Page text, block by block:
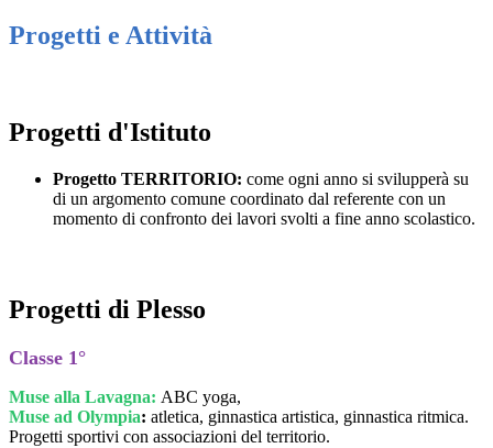
Progetti e Attività
Progetti d'Istituto
Progetto TERRITORIO: come ogni anno si svilupperà su
di un argomento comune coordinato dal referente con un
momento di confronto dei lavori svolti a fine anno scolastico.
Progetti di Plesso
Classe 1°
Muse alla Lavagna: ABC yoga,
Muse ad Olympia: atletica, ginnastica artistica, ginnastica ritmica.
Progetti sportivi con associazioni del territorio.